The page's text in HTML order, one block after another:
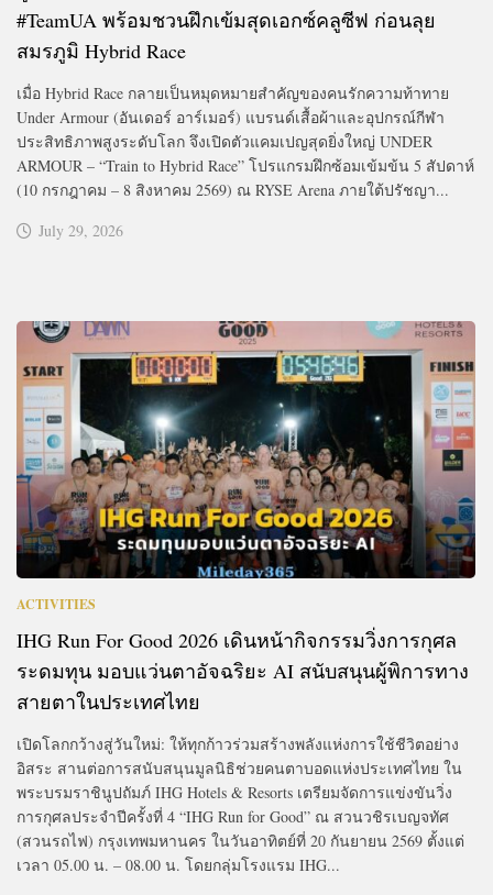
#TeamUA พร้อมชวนฝึกเข้มสุดเอกซ์คลูซีฟ ก่อนลุย
สมรภูมิ Hybrid Race
เมื่อ Hybrid Race กลายเป็นหมุดหมายสำคัญของคนรักความท้าทาย
Under Armour (อันเดอร์ อาร์เมอร์) แบรนด์เสื้อผ้าและอุปกรณ์กีฬา
ประสิทธิภาพสูงระดับโลก จึงเปิดตัวแคมเปญสุดยิ่งใหญ่ UNDER
ARMOUR – “Train to Hybrid Race” โปรแกรมฝึกซ้อมเข้มข้น 5 สัปดาห์
(10 กรกฎาคม – 8 สิงหาคม 2569) ณ RYSE Arena ภายใต้ปรัชญา...
July 29, 2026
ACTIVITIES
IHG Run For Good 2026 เดินหน้ากิจกรรมวิ่งการกุศล
ระดมทุน มอบแว่นตาอัจฉริยะ AI สนับสนุนผู้พิการทาง
สายตาในประเทศไทย
เปิดโลกกว้างสู่วันใหม่: ให้ทุกก้าวร่วมสร้างพลังแห่งการใช้ชีวิตอย่าง
อิสระ สานต่อการสนับสนุนมูลนิธิช่วยคนตาบอดแห่งประเทศไทย ใน
พระบรมราชินูปถัมภ์ IHG Hotels & Resorts เตรียมจัดการแข่งขันวิ่ง
การกุศลประจำปีครั้งที่ 4 “IHG Run for Good” ณ สวนวชิรเบญจทัศ
(สวนรถไฟ) กรุงเทพมหานคร ในวันอาทิตย์ที่ 20 กันยายน 2569 ตั้งแต่
เวลา 05.00 น. – 08.00 น. โดยกลุ่มโรงแรม IHG...